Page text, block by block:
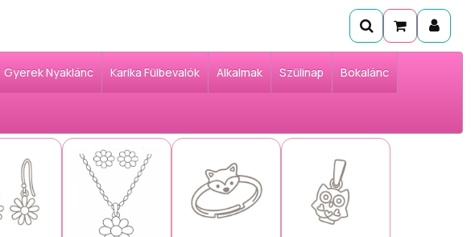
Gyerek Nyaklánc Karika Fülbevalók Alkalmak Szülinap Bokalánc